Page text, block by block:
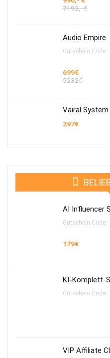
7192,- €
Audio Empire
Gutschein Code:
699€
5232€
Vairal System
297€
AI Influencer
Gutschein Code:
179€
KI-Komplett-
Gutschein Code:
VIP Affiliate